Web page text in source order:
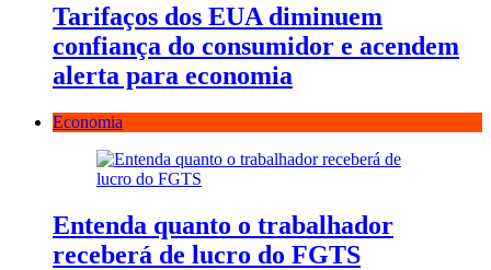
Tarifaços dos EUA diminuem
confiança do consumidor e acendem
alerta para economia
Economia
Entenda quanto o trabalhador
receberá de lucro do FGTS